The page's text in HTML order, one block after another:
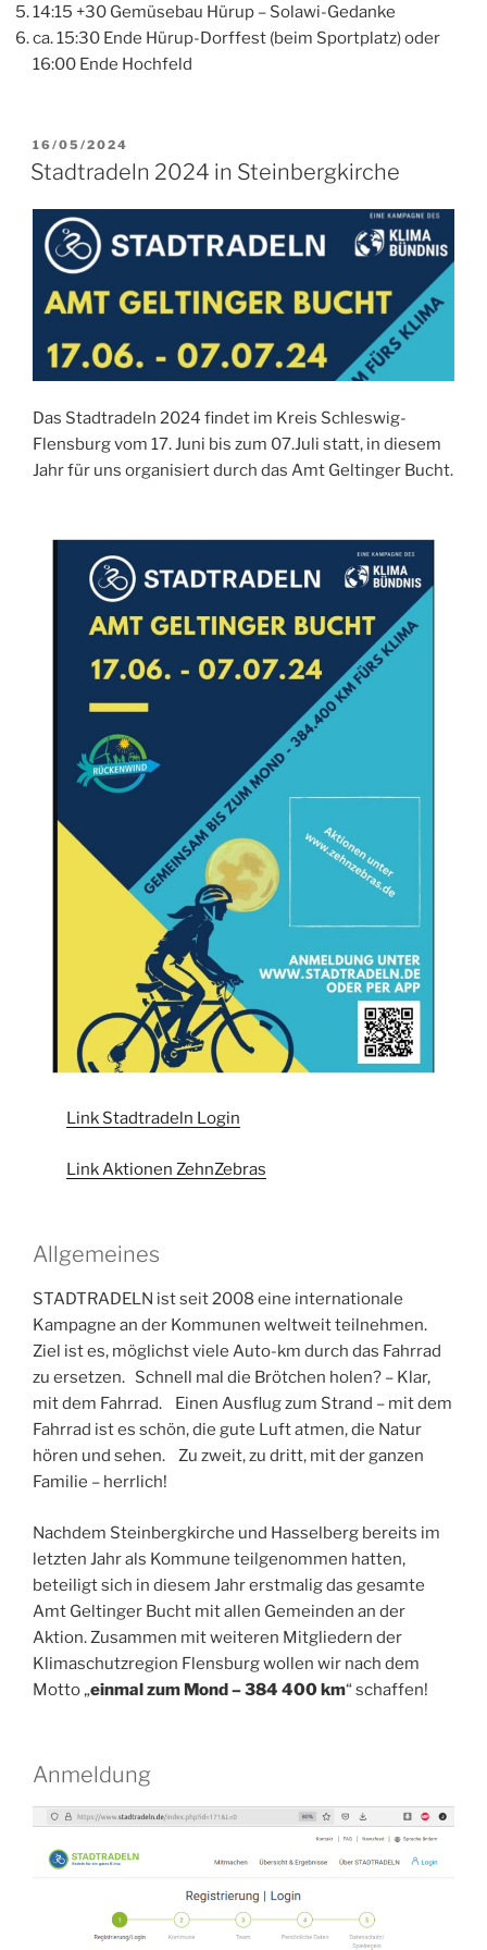
14:15 +30 Gemüsebau Hürup – Solawi-Gedanke
ca. 15:30 Ende Hürup-Dorffest (beim Sportplatz) oder
16:00 Ende Hochfeld
VERÖFFENTLICHT
AM
16/05/2024
Stadtradeln 2024 in Steinbergkirche
Das Stadtradeln 2024 findet im Kreis Schleswig-
Flensburg vom 17. Juni bis zum 07.Juli statt, in diesem
Jahr für uns organisiert durch das Amt Geltinger Bucht.
Link Stadtradeln Login
Link Aktionen ZehnZebras
Allgemeines
STADTRADELN ist seit 2008 eine internationale
Kampagne an der Kommunen weltweit teilnehmen.
Ziel ist es, möglichst viele Auto-km durch das Fahrrad
zu ersetzen. Schnell mal die Brötchen holen? – Klar,
mit dem Fahrrad. Einen Ausflug zum Strand – mit dem
Fahrrad ist es schön, die gute Luft atmen, die Natur
hören und sehen. Zu zweit, zu dritt, mit der ganzen
Familie – herrlich!
Nachdem Steinbergkirche und Hasselberg bereits im
letzten Jahr als Kommune teilgenommen hatten,
beteiligt sich in diesem Jahr erstmalig das gesamte
Amt Geltinger Bucht mit allen Gemeinden an der
Aktion. Zusammen mit weiteren Mitgliedern der
Klimaschutzregion Flensburg wollen wir nach dem
Motto „einmal zum Mond – 384 400 km“ schaffen!
Anmeldung